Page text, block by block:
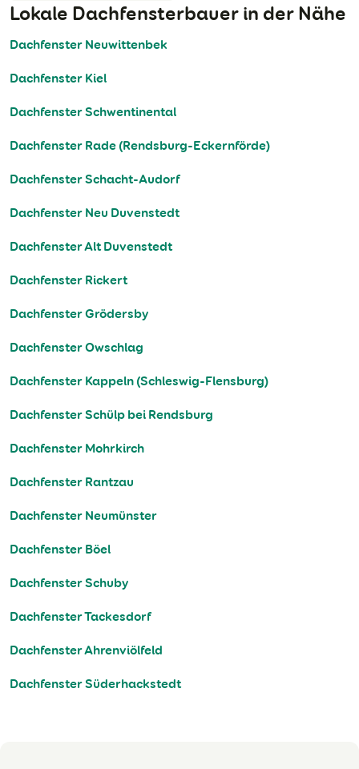
Lokale Dachfensterbauer in der Nähe
Dachfenster Neuwittenbek
Dachfenster Kiel
Dachfenster Schwentinental
Dachfenster Rade (Rendsburg-Eckernförde)
Dachfenster Schacht-Audorf
Dachfenster Neu Duvenstedt
Dachfenster Alt Duvenstedt
Dachfenster Rickert
Dachfenster Grödersby
Dachfenster Owschlag
Dachfenster Kappeln (Schleswig-Flensburg)
Dachfenster Schülp bei Rendsburg
Dachfenster Mohrkirch
Dachfenster Rantzau
Dachfenster Neumünster
Dachfenster Böel
Dachfenster Schuby
Dachfenster Tackesdorf
Dachfenster Ahrenviölfeld
Dachfenster Süderhackstedt